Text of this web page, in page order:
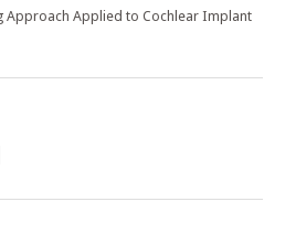
Approach Applied to Cochlear Implant